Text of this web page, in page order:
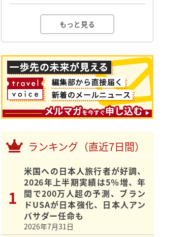
もっと見る
ランキング（直近7日間）
米国への日本人旅行者が好調、
2026年上半期実績は5％増、年
間で200万人超の予測、ブラン
ドUSAが日本強化、日本人アン
バサダー任命も
2026年7月31日